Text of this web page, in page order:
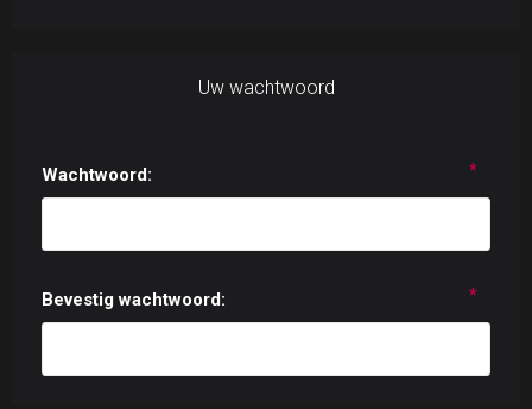
Uw wachtwoord
Wachtwoord: *
Bevestig wachtwoord: *